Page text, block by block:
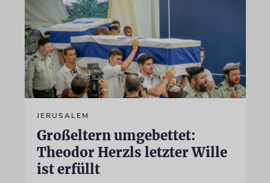
JERUSALEM
Großeltern umgebettet:
Theodor Herzls letzter Wille
ist erfüllt